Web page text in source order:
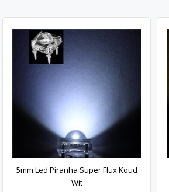
5mm Led Piranha Super Flux Koud
Wit